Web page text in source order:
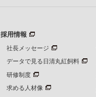
採用情報
社長メッセージ
データで見る日清丸紅飼料
研修制度
求める人材像